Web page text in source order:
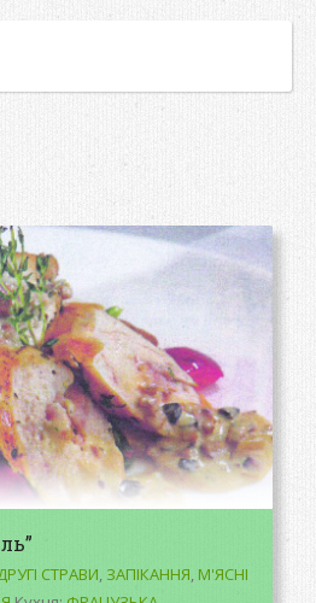
СТРАВИ, ЗАПІКАННЯ,М'ЯСНІ